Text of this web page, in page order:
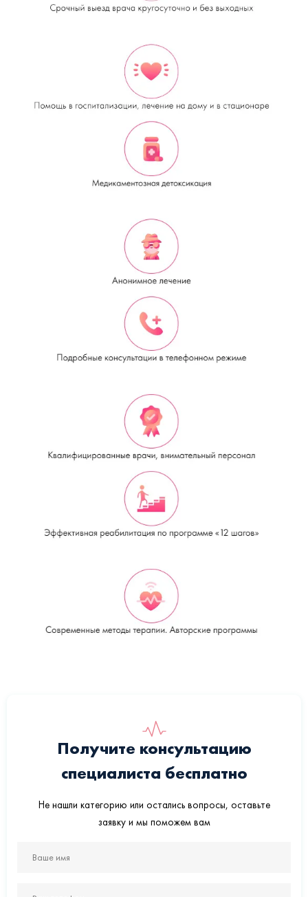
Получите консультацию
специалиста бесплатно
Не нашли категорию или остались вопросы, оставьте
заявку и мы поможем вам